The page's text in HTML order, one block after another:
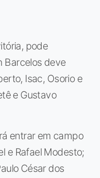
pode
Barcelos deve
Isac, Osorio e
e Gustavo
entrar em campo
e Rafael Modesto;
César dos